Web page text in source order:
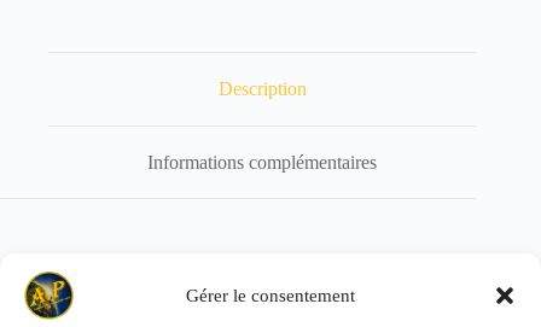
Gérer le consentement
Description
Informations complémentaires
STUD -6B6227/0L2332 – 0L0798